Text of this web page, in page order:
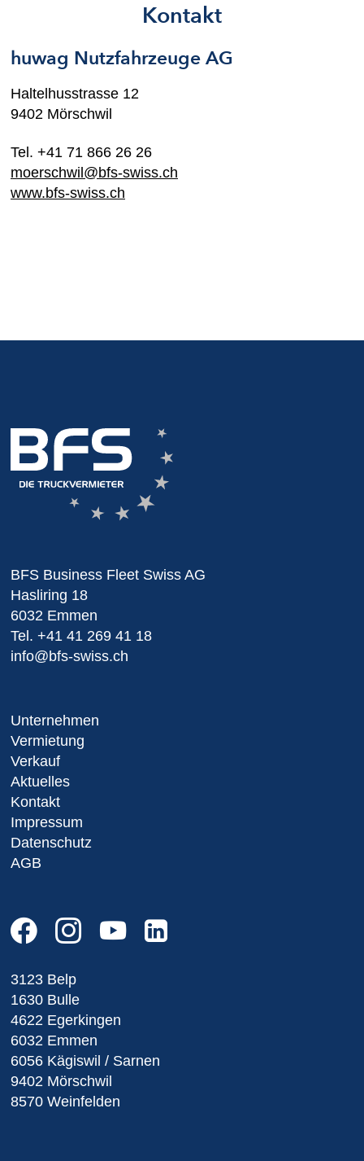
Kontakt
huwag Nutzfahrzeuge AG
Haltelhusstrasse 12
9402 Mörschwil
Tel. +41 71 866 26 26
moerschwil@bfs-swiss.ch
www.bfs-swiss.ch
BFS Business Fleet Swiss AG
Hasliring 18
6032 Emmen
Tel. +41 41 269 41 18
info@bfs-swiss.ch
Unternehmen
Vermietung
Verkauf
Aktuelles
Kontakt
Impressum
Datenschutz
AGB
3123 Belp
1630 Bulle
4622 Egerkingen
6032 Emmen
6056 Kägiswil / Sarnen
9402 Mörschwil
8570 Weinfelden